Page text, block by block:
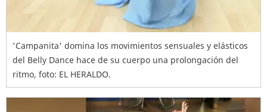
'Campanita' domina los movimientos sensuales y elásticos
del Belly Dance hace de su cuerpo una prolongación del
ritmo, foto: EL HERALDO.